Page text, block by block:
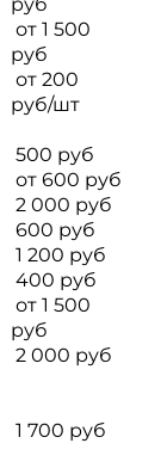
от 1 500
руб
от 200
руб/шт
500 руб
от 600 руб
2 000 руб
600 руб
1 200 руб
400 руб
от 1 500
руб
2 000 руб
1 700 руб